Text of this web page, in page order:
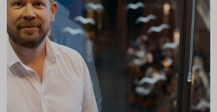
ohjausmenetelmistä terästyön laadun kysymyksissä.
Tuloksista on kirjoitettu myös yleistajuisia julkaisuja
laajemmalle yleisölle.